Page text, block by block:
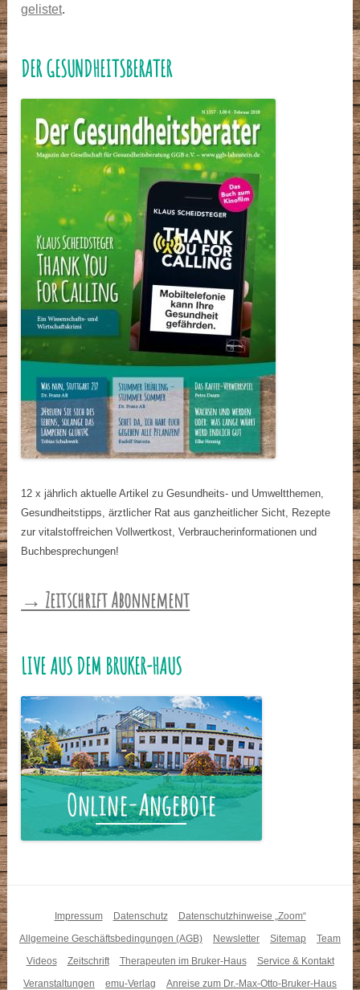
gelistet.
DER GESUNDHEITSBERATER
12 x jährlich aktuelle Artikel zu Gesundheits- und Umweltthemen,
Gesundheitstipps, ärztlicher Rat aus ganzheitlicher Sicht, Rezepte
zur vitalstoffreichen Vollwertkost, Verbraucherinformationen und
Buchbesprechungen!
→ Zeitschrift Abonnement
LIVE AUS DEM BRUKER-HAUS
Impressum Datenschutz
Datenschutzhinweise „Zoom“
Allgemeine Geschäftsbedingungen (AGB)
Newsletter Sitemap
Team
Videos
Zeitschrift Therapeuten im Bruker-Haus
Service & Kontakt
Veranstaltungen
emu-Verlag Anreise zum Dr.-Max-Otto-Bruker-Haus